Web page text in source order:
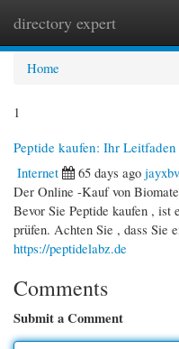
directory expert
Home
1
Peptide kaufen: Ihr
Internet
65 days ago
Der Online -Kauf von
Bevor Sie Peptide kaufen , ist
prüfen. Achten Sie , dass Sie
https://peptidelabz.de
Comments
Submit a Comment